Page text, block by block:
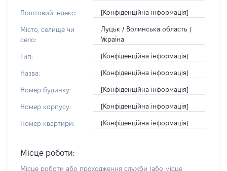
Поштовий індекс: [Конфіденційна інформація]
Місто, селище чи
село:
Луцьк / Волинська область /
Україна
Тип: [Конфіденційна інформація]
Назва: [Конфіденційна інформація]
Номер будинку: [Конфіденційна інформація]
Номер корпусу: [Конфіденційна інформація]
Номер квартири: [Конфіденційна інформація]
Місце роботи:
Місце роботи або проходження служби (або місце